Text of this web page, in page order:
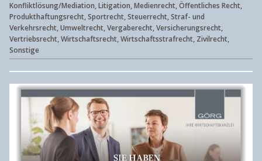
Konfliktlösung/Mediation, Litigation, Medienrecht, Öffentliches Recht,
Produkthaftungsrecht, Sportrecht, Steuerrecht, Straf- und
Verkehrsrecht, Umweltrecht, Vergaberecht, Versicherungsrecht,
Vertriebsrecht, Wirtschaftsrecht, Wirtschaftsstrafrecht, Zivilrecht,
Sonstige